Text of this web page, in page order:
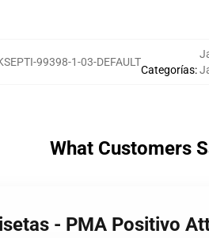
99398-1-03-DEFAULT
Categorías:
What Customers
- PMA Positivo